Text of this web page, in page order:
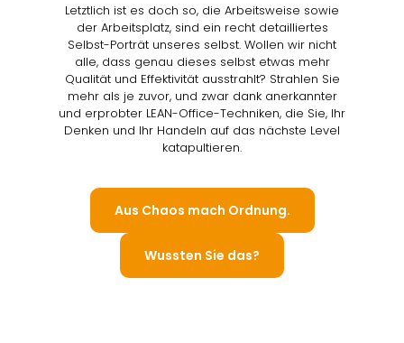
Letztlich ist es doch so, die Arbeitsweise sowie
der Arbeitsplatz, sind ein recht detailliertes
Selbst-Porträt unseres selbst. Wollen wir nicht
alle, dass genau dieses selbst etwas mehr
Qualität und Effektivität ausstrahlt? Strahlen Sie
mehr als je zuvor, und zwar dank anerkannter
und erprobter LEAN-Office-Techniken, die Sie, Ihr
Denken und Ihr Handeln auf das nächste Level
katapultieren.
Aus Chaos mach Ordnung.
Wussten Sie das?